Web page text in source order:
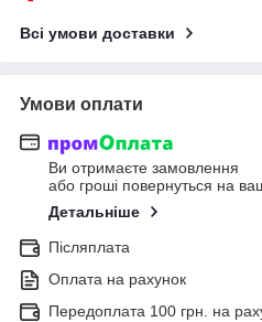
Всі умови доставки
Умови оплати
Ви отримаєте замовлення
або гроші повернуться на
Детальніше
Післяплата
Оплата на рахунок
Передоплата 100 грн. на